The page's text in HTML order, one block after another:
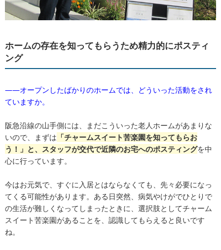
ホームの存在を知ってもらうため精力的にポスティ
ング
――オープンしたばかりのホームでは、どういった活動をされ
ていますか。
阪急沿線の山手側には、まだこういった老人ホームがあまりな
いので、まずは 「チャームスイート苦楽園を知ってもらお
う！」と、スタッフが交代で近隣のお宅へのポスティングを中
心に行っています。
今はお元気で、すぐに入居とはならなくても、先々必要になっ
てくる可能性があります。ある日突然、病気やけがでひとりで
の生活が難しくなってしまったときに、選択肢としてチャーム
スイート苦楽園があることを、認識してもらえると良いです
ね。